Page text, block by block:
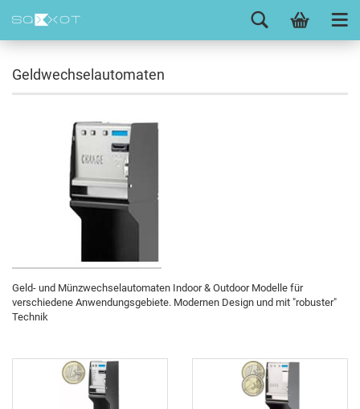
Geldwechselautomaten
Geld- und Münzwechselautomaten Indoor & Outdoor Modelle für
verschiedene Anwendungsgebiete. Modernen Design und mit "robuster"
Technik